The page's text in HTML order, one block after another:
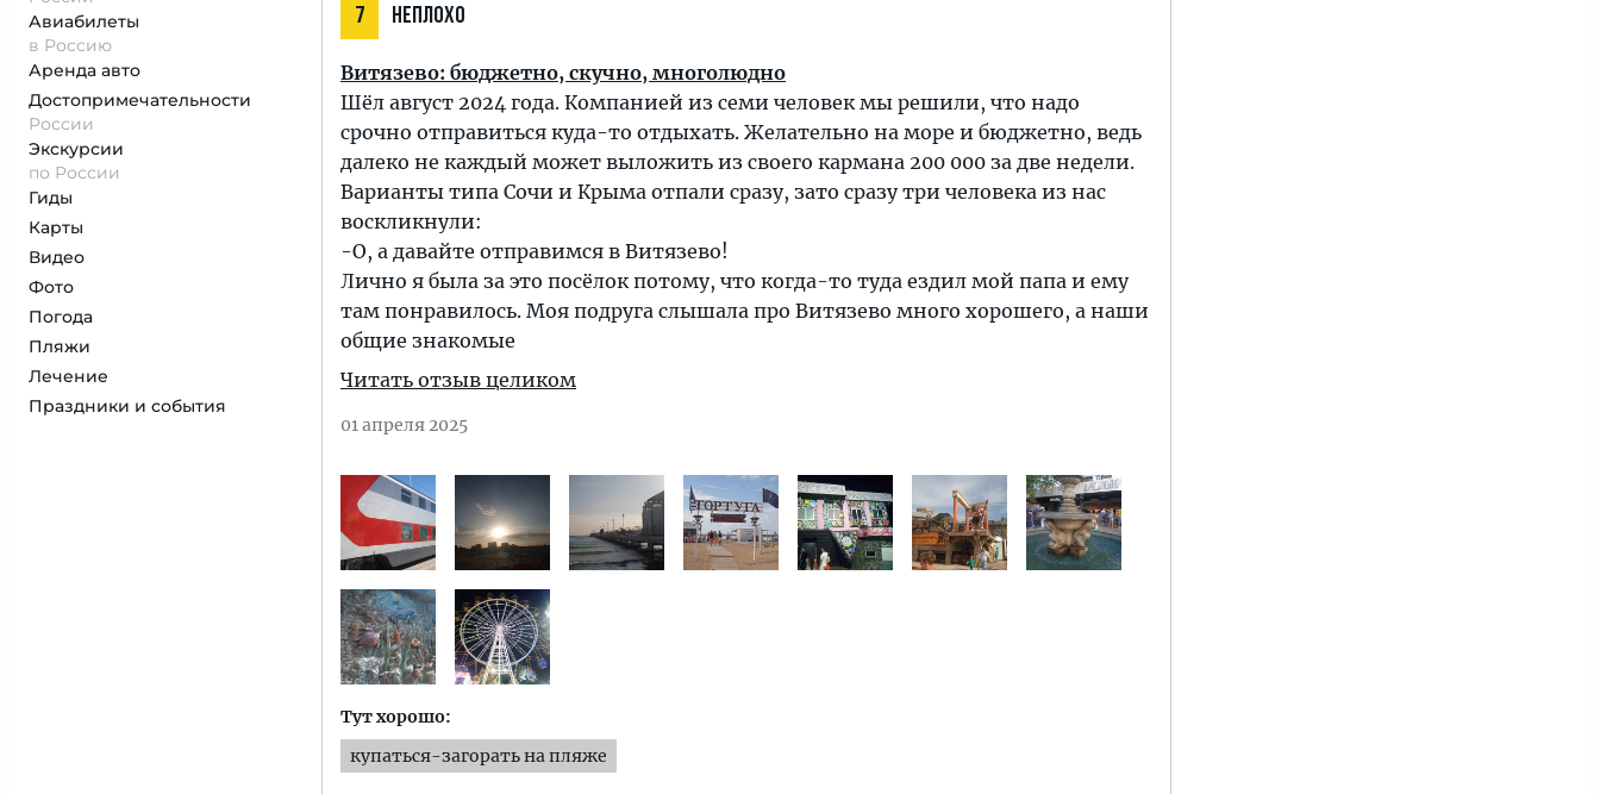
Авиабилеты
в Россию
Аренда авто
Достопримеча­тельности
России
Экскурсии
по России
Гиды
Карты
Видео
Фото
Погода
Пляжи
Лечение
Праздники и события
7 НЕПЛОХО
Витязево: бюджетно, скучно, многолюдно
Шёл август 2024 года. Компанией из семи человек мы решили, что надо
срочно отправиться куда-то отдыхать. Желательно на море и бюджетно, ведь
далеко не каждый может выложить из своего кармана 200 000 за две недели.
Варианты типа Сочи и Крыма отпали сразу, зато сразу три человека из нас
воскликнули:
-О, а давайте отправимся в Витязево!
Лично я была за это посёлок потому, что когда-то туда ездил мой папа и ему
там понравилось. Моя подруга слышала про Витязево много хорошего, а наши
общие знакомые
Читать отзыв целиком
01 апреля 2025
Тут хорошо:
купаться-загорать на пляже